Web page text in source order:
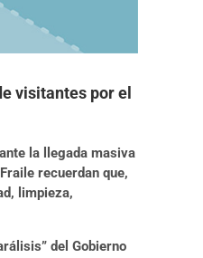
visitantes por el
la llegada masiva
recuerdan que,
limpieza,
del Gobierno